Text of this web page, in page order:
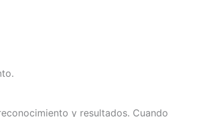
y resultados. Cuando